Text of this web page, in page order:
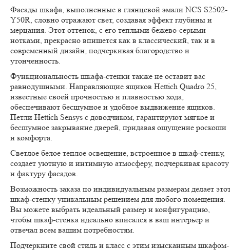
Фасады шкафа, выполненные в глянцевой эмали NCS S2502-
Y50R, словно отражают свет, создавая эффект глубины и
мерцания. Этот оттенок, с его теплыми бежево-серыми
нотками, прекрасно впишется как в классический, так и в
современный дизайн, подчеркивая благородство и
утонченность.
Функциональность шкафа-стенки также не оставит вас
равнодушными. Направляющие ящиков Hettich Quadro 25,
известные своей прочностью и плавностью хода,
обеспечивают бесшумное и удобное выдвижение ящиков.
Петли Hettich Sensys с доводчиком, гарантируют мягкое и
бесшумное закрывание дверей, придавая ощущение роскоши
и комфорта.
Светлое белое теплое освещение, встроенное в шкаф-стенку,
создает уютную и интимную атмосферу, подчеркивая красоту
и фактуру фасадов.
Возможность заказа по индивидуальным размерам делает
шкаф-стенку уникальным решением для любого помещения.
Вы можете выбрать идеальный размер и конфигурацию,
чтобы шкаф-стенка идеально вписался в ваш интерьер и
отвечал всем вашим потребностям.
Подчеркните свой стиль и класс с этим изысканным шкафом-